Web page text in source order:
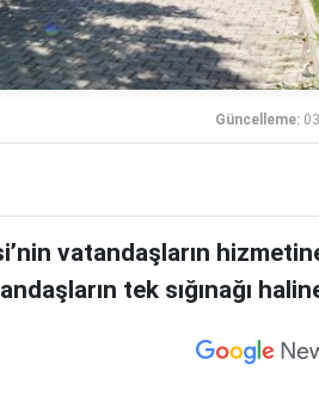
Güncelleme:
vatandaşların
tek sığınağı